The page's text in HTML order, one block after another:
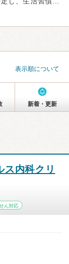
表示順について
新着・更新
ス内科クリ
ん対応